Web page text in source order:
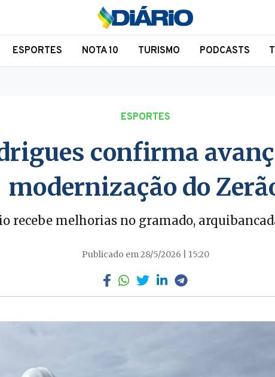
ESPORTES NOTA 10 TURISMO PODCASTS
ESPORTES
confirma
modernização do
recebe melhorias no gramado,
Publicado em 28/5/2026 | 15:20